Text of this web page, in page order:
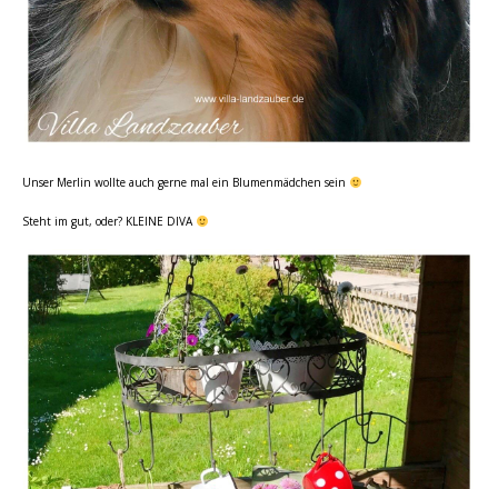
Unser Merlin wollte auch gerne mal ein Blumenmädchen sein
Steht im gut, oder? KLEINE DIVA